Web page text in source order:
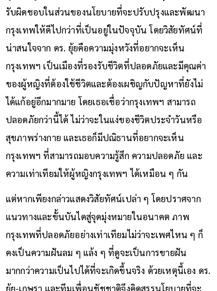
รับผิดชอบในส่วนของนโยบายที่จะปรับปรุงและพัฒนา
กรุงเทพให้ดีไปกว่าที่เป็นอยู่ในปัจจุบัน โดยวิสัยทัศน์ที่
น่าสนใจจาก ดร. ยุ้ยคือความมุ่งหวังที่อยากจะเห็น
กรุงเทพฯ เป็นเมืองที่รองรับชีวิตที่ปลอดภัยและมีคุณค่า
ของผู้หญิงที่ต้องใช้ชีวิตและต้องเผชิญกับปัญหาที่ยังไม่
ได้แก้อยู่อีกมากมาย โดยเธอเชื่อว่ากรุงเทพฯ สามารถ
ปลอดภัยกว่านี้ได้ ไม่ว่าจะในแง่ของชีวิตประจำวันหรือ
สุขภาพร่างกาย และเธอก็มีปณิธานที่อยากจะเห็น
กรุงเทพฯ ที่สามารถมอบความรู้สึก ความปลอดภัย และ
ความเท่าเทียมให้ผู้หญิงกรุงเทพฯ ได้เหมือน ๆ กัน
แต่หากเพียงกล่าวแสดงวิสัยทัศน์เปล่า ๆ โดยปราศจาก
แนวทางและขั้นบันไดสู่จุดมุ่งหมายในอนาคต ภาพ
กรุงเทพที่ปลอดภัยอย่างเท่าเทียมไม่ว่าจะเพศไหน ๆ ก็
คงเป็นความฝันลม ๆ แล้ง ๆ ที่ดูจะเป็นการขายฝัน
มากกว่าความเป็นไปได้ที่จะเกิดขึ้นจริง ด้วยเหตุนี้เอง ดร.
ยุ้ย-เกษรา และทีมเพื่อนชัชชาติจึงคิดสรรนโยบายที่จะ